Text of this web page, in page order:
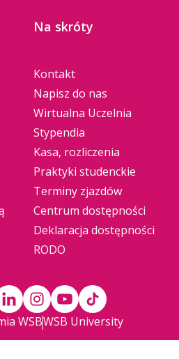
Na skróty
Kontakt
Napisz do nas
Wirtualna Uczelnia
Stypendia
Kasa, rozliczenia
Praktyki studenckie
Terminy zjazdów
Centrum dostępności
Deklaracja dostępności
RODO
WSBWSB University